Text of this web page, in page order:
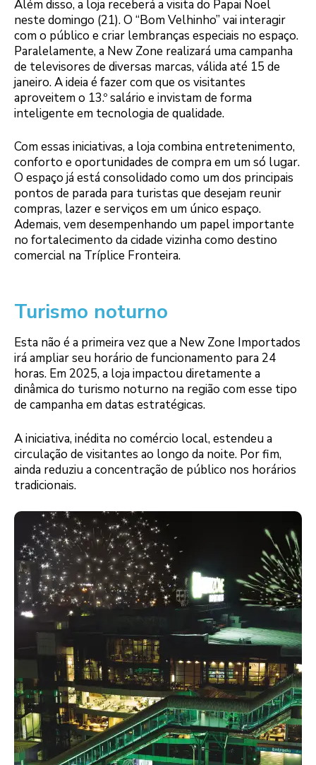
Além disso, a loja receberá a visita do Papai Noel
neste domingo (21). O “Bom Velhinho” vai interagir
com o público e criar lembranças especiais no espaço.
Paralelamente, a New Zone realizará uma campanha
de televisores de diversas marcas, válida até 15 de
janeiro. A ideia é fazer com que os visitantes
aproveitem o 13.º salário e invistam de forma
inteligente em tecnologia de qualidade.
Com essas iniciativas, a loja combina entretenimento,
conforto e oportunidades de compra em um só lugar.
O espaço já está consolidado como um dos principais
pontos de parada para turistas que desejam reunir
compras, lazer e serviços em um único espaço.
Ademais, vem desempenhando um papel importante
no fortalecimento da cidade vizinha como destino
comercial na Tríplice Fronteira.
Turismo noturno
Esta não é a primeira vez que a New Zone Importados
irá ampliar seu horário de funcionamento para 24
horas. Em 2025, a loja impactou diretamente a
dinâmica do turismo noturno na região com esse tipo
de campanha em datas estratégicas.
A iniciativa, inédita no comércio local, estendeu a
circulação de visitantes ao longo da noite. Por fim,
ainda reduziu a concentração de público nos horários
tradicionais.